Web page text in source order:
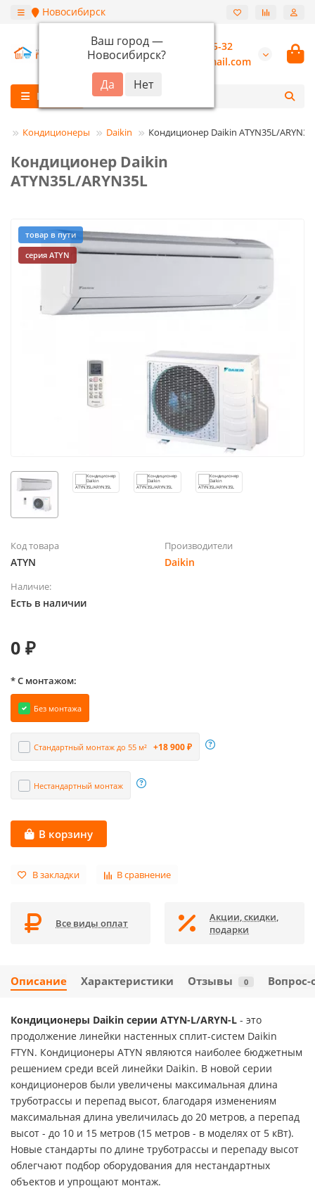
Новосибирск
Ваш город —
Новосибирск?
+7 (913) 987-55-32
burannsk@gmail.com
Каталог
Кондиционеры Daikin Кондиционер Daikin ATYN35L/
Кондиционер Daikin
ATYN35L/ARYN35L
товар в пути
серия ATYN
Код товара
ATYN
Производители
Daikin
Наличие:
Есть в наличии
0 ₽
* С монтажом:
Без монтажа
Стандартный монтаж до 55 м² +18 900 ₽
Нестандартный монтаж
В корзину
В закладки В сравнение
Все виды оплат
Акции, скидки,
подарки
Описание Характеристики Отзывы 0 Вопрос-
Кондиционеры Daikin серии ATYN-L/ARYN-L - это
продолжение линейки настенных сплит-систем Daikin
FTYN. Кондиционеры ATYN являются наиболее бюджетным
решением среди всей линейки Daikin. В новой серии
кондиционеров были увеличены максимальная длина
труботрассы и перепад высот, благодаря изменениям
максимальная длина увеличилась до 20 метров, а перепад
высот - до 10 и 15 метров (15 метров - в моделях от 5 кВт).
Новые стандарты по длине труботрассы и перепаду высот
облегчают подбор оборудования для нестандартных
объектов и упрощают монтаж.